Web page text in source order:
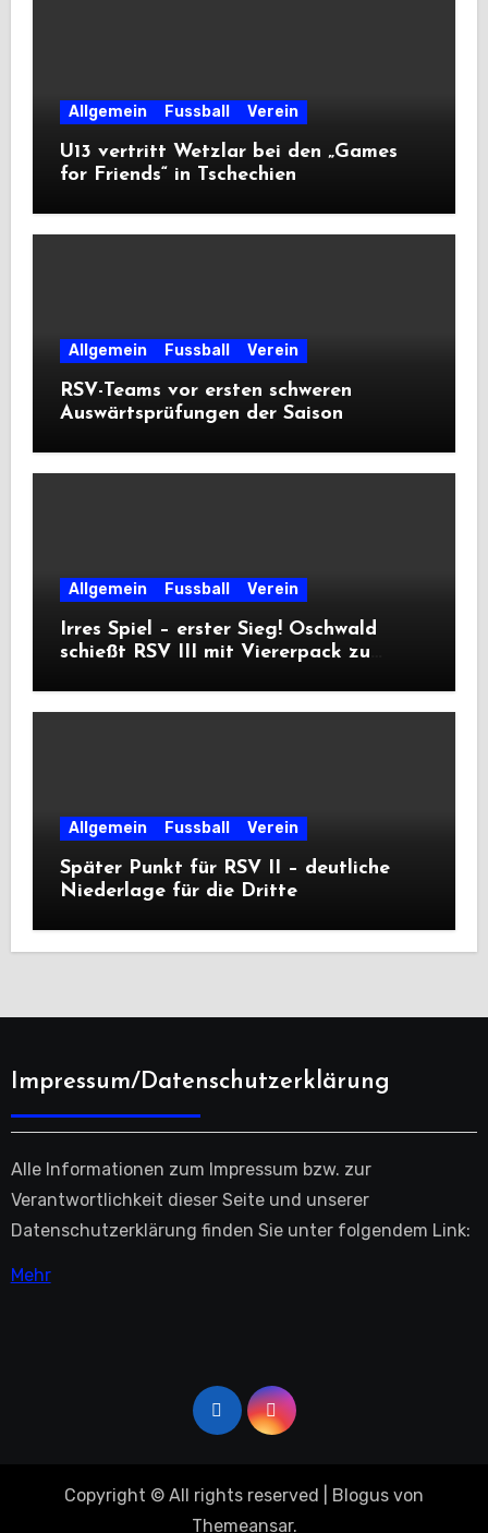
Allgemein Fussball Verein
U13 vertritt Wetzlar bei den „Games
for Friends“ in Tschechien
Allgemein Fussball Verein
RSV-Teams vor ersten schweren
Auswärtsprüfungen der Saison
Allgemein Fussball Verein
Irres Spiel – erster Sieg! Oschwald
schießt RSV III mit Viererpack zu
Allgemein Fussball Verein
Später Punkt für RSV II – deutliche
Niederlage für die Dritte
Impressum/Datenschutzerklärung
Alle Informationen zum Impressum bzw. zur
Verantwortlichkeit dieser Seite und unserer
Datenschutzerklärung finden Sie unter folgendem Link:
Mehr
Copyright © All rights reserved Blogus von
Themeansar.